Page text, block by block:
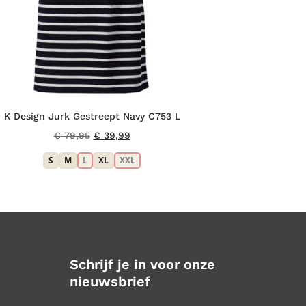
K Design Jurk Gestreept Navy C753 L
€79,95 Oorspronkelijke
prijs
was:
€ 39,99Huidige
prijs
is:
S M L XL XXL
Schrijf je in voor onze
nieuwsbrief